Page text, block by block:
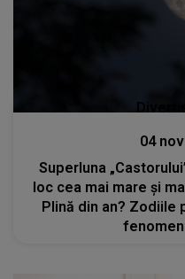
04
Superluna
loc cea mai mare și
Plină din an?